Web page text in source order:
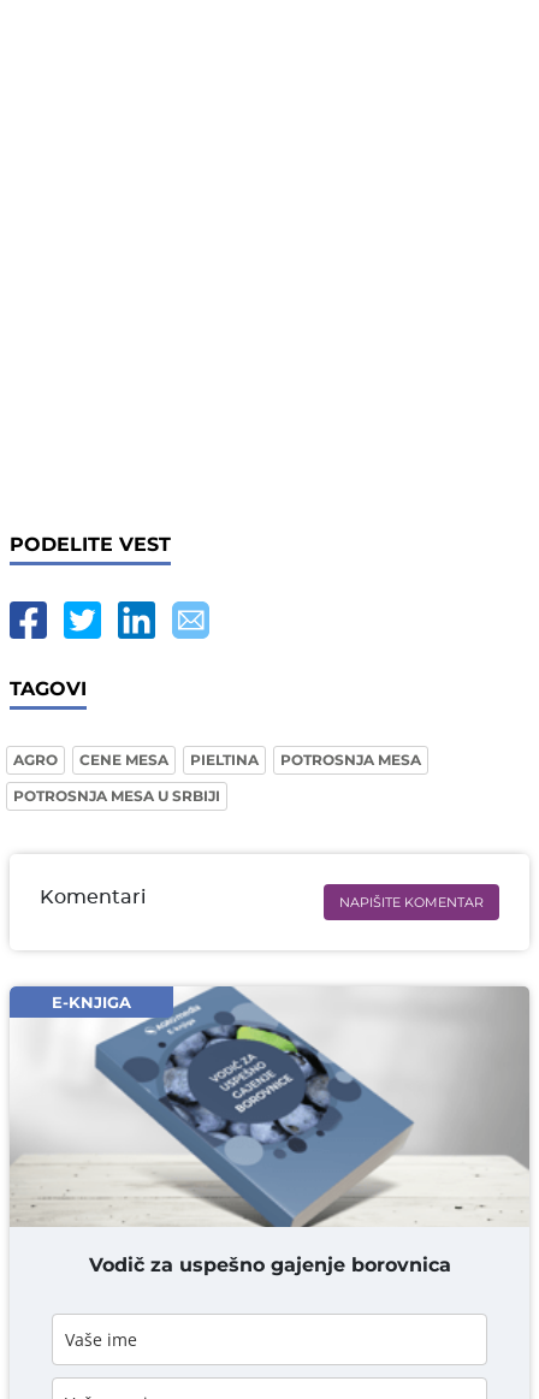
PODELITE VEST
TAGOVI
AGRO CENE MESA PIELTINA
POTROSNJA MESA
POTROSNJA MESA U SRBIJI
Komentari NAPIŠITE KOMENTAR
Email* obavezno
Komentar* obavezno
DODAJ KOMENTAR
E-KNJIGA
Vodič za uspešno gajenje borovnica